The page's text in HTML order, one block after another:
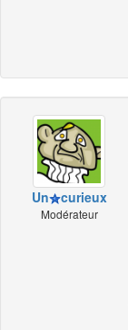
Un curieux
Modérateur